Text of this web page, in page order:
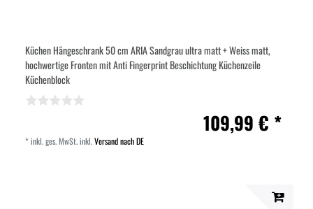
Küchen Hängeschrank 50 cm ARIA Sandgrau ultra matt + Weiss matt,
hochwertige Fronten mit Anti Fingerprint Beschichtung Küchenzeile
Küchenblock
109,99 € *
*inkl. ges. MwSt.inkl.Versand nach DE